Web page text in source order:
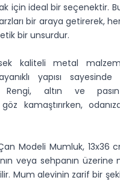
için ideal bir seçenektir.
bir araya getirerek,
bir unsurdur.
kaliteli metal
yapısı
Rengi, altın ve
kamaştırırken,
Modeli Mumluk, 13x36
veya sehpanın
Mum alevinin zarif bir